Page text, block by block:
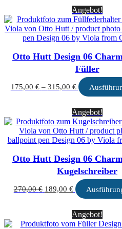
Angebot!
Otto Hutt Design 06
Füller
175,00 € – 315,00 €Preisspanne:
175,00 €
315,00 €
Angebot!
Otto Hutt Design 06
Kugelschreiber
270,00€ Ursprünglicher
270,00 €
189,00 €Aktueller
Preis
189,00 €.
Angebot!